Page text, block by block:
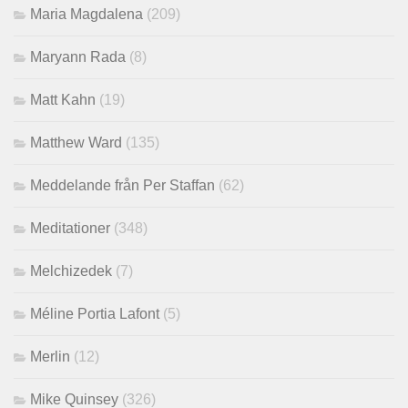
Maria Magdalena (209)
Maryann Rada (8)
Matt Kahn (19)
Matthew Ward (135)
Meddelande från Per Staffan (62)
Meditationer (348)
Melchizedek (7)
Méline Portia Lafont (5)
Merlin (12)
Mike Quinsey (326)